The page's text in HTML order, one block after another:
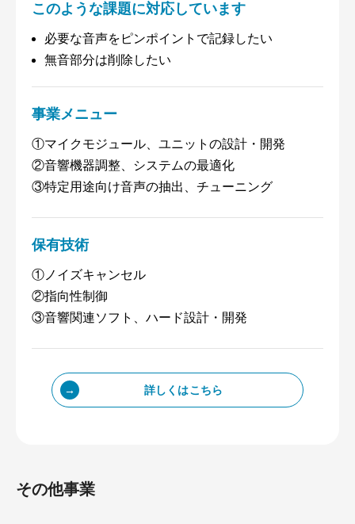
このような課題に対応しています
必要な⾳声をピンポイントで記録したい
無⾳部分は削除したい
事業メニュー
①マイクモジュール、ユニットの設計・開発
②音響機器調整、システムの最適化
③特定用途向け音声の抽出、チューニング
保有技術
①ノイズキャンセル
②指向性制御
③音響関連ソフト、ハード設計・開発
詳しくはこちら
その他事業